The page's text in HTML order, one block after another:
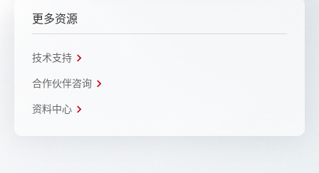
更多资源
技术支持
合作伙伴咨询
资料中心